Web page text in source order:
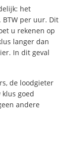
het
per uur. Dit
u rekenen op
langer dan
In dit geval
de loodgieter
goed
andere